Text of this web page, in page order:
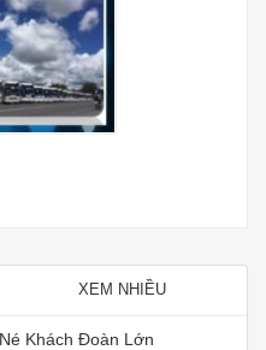
XEM NHIỀU
Khách Đoàn Lớn